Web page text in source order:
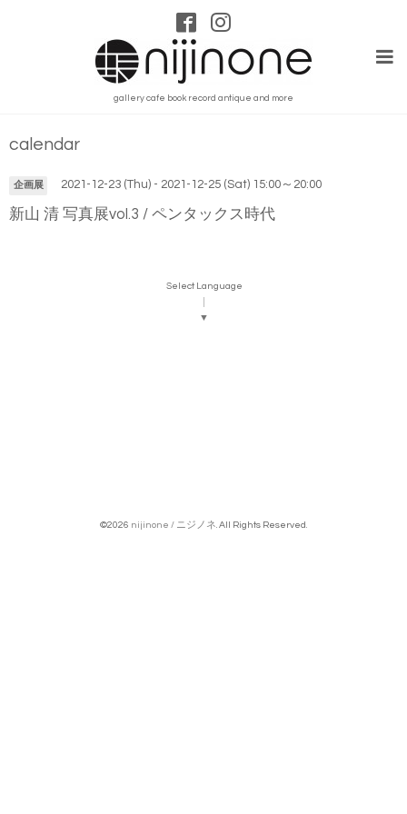
gallery cafe book record antique and more
calendar
企画展 2021-12-23 (Thu) - 2021-12-25 (Sat) 15:00～20:00
新山 清 写真展vol.3 / ペンタックス時代
Select Language
▼
©2026 nijinone / ニジノネ. All Rights Reserved.